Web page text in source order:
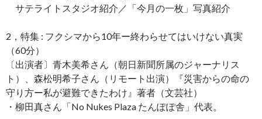
サテライトスタジオ紹介／「今月の一枚」写真紹介
2，特集 : フクシマから10年ー終わらせてはいけない真実
（60分）
〔出演者〕青木美希さん（朝日新聞所属のジャーナリス
ト）、森松明希子さん（リモート出演）『災害からの命の
守り方ー私が避難できたわけ』著者（文芸社）
・柳田真さん「No Nukes Plaza たんぽぽ舎」代表。